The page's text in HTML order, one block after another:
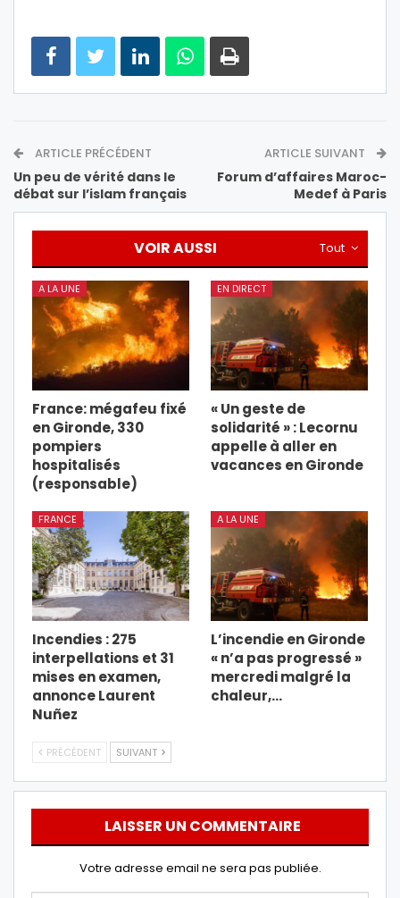
ARTICLE PRÉCÉDENT
Un peu de vérité dans le
débat sur l’islam français
ARTICLE SUIVANT
Forum d’affaires Maroc-
Medef à Paris
Tout
VOIR AUSSI
A LA UNE
France: mégafeu fixé
en Gironde, 330
pompiers
hospitalisés
(responsable)
EN DIRECT
« Un geste de
solidarité » : Lecornu
appelle à aller en
vacances en Gironde
FRANCE
Incendies : 275
interpellations et 31
mises en examen,
annonce Laurent
Nuñez
A LA UNE
L’incendie en Gironde
« n’a pas progressé »
mercredi malgré la
chaleur,…
PRÉCÉDENT SUIVANT
LAISSER UN COMMENTAIRE
Votre adresse email ne sera pas publiée.